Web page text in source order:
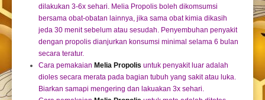
dilakukan 3-6x sehari. Melia Propolis boleh dikomsumsi
bersama obat-obatan lainnya, jika sama obat kimia dikasih
jeda 30 menit sebelum atau sesudah. Penyembuhan penyakit
dengan propolis dianjurkan konsumsi minimal selama 6 bulan
secara teratur.
Cara pemakaian Melia Propolis untuk penyakit luar adalah
dioles secara merata pada bagian tubuh yang sakit atau luka.
Biarkan samapi mengering dan lakuakan 3x sehari.